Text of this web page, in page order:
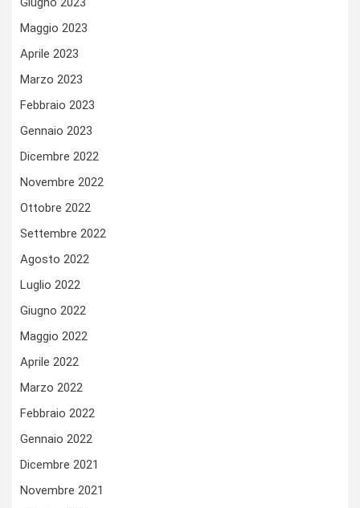
Maggio 2023
Aprile 2023
Marzo 2023
Febbraio 2023
Gennaio 2023
Dicembre 2022
Novembre 2022
Ottobre 2022
Settembre 2022
Agosto 2022
Luglio 2022
Giugno 2022
Maggio 2022
Aprile 2022
Marzo 2022
Febbraio 2022
Gennaio 2022
Dicembre 2021
Novembre 2021